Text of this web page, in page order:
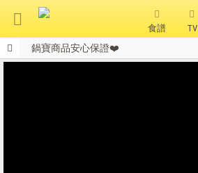
食譜 TV
鍋寶商品安心保證❤️
會員獨享 滿千折百！